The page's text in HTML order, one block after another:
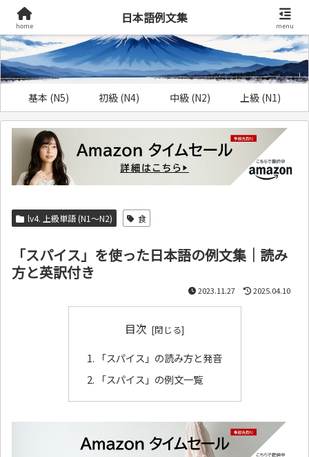
基本 (N5) 初級 (N4) 中級 (N2) 上級 (N1)
lv4. 上級単語 (N1～N2) 食
「スパイス」を使った日本語の例文集｜読み
方と英訳付き
2023.11.27 2025.04.10
目次
「スパイス」の読み方と発音
「スパイス」の例文一覧
home
日本語例文集
menu